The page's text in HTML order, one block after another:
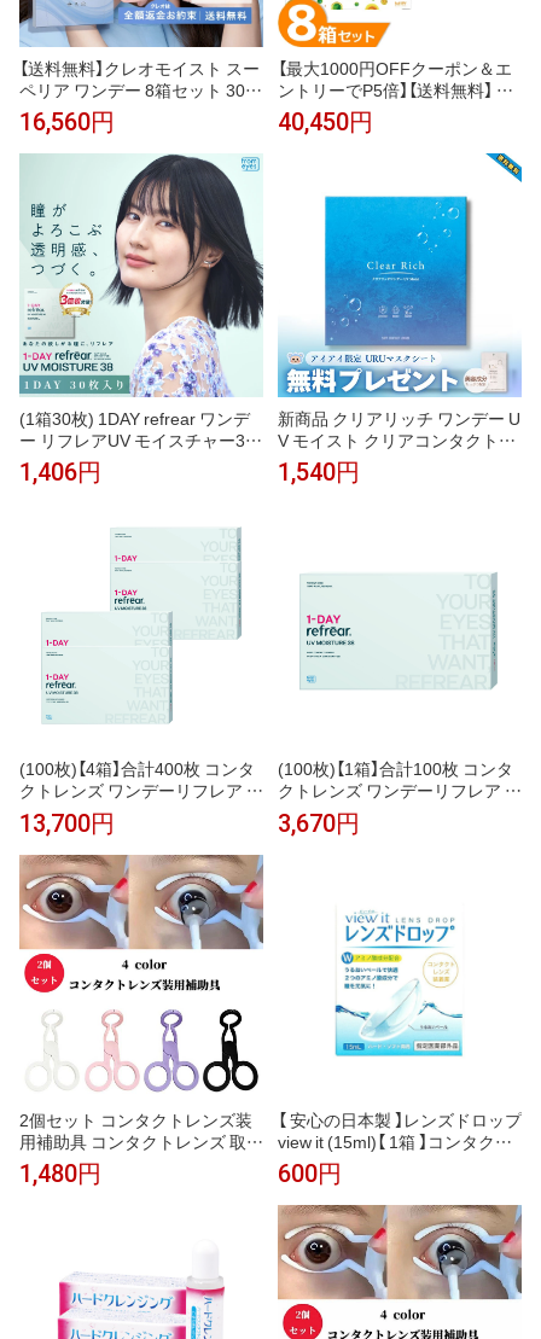
【送料無料】クレオモイスト スー
ペリア ワンデー 8箱セット 30枚
入 コンタクトレンズ 1日使い捨
て ( クリアレンズ 1dayタイプ U
Vカット シリコーン シリコーン
ハイドロゲル ワンデー クレオワ
ンデー クレオ CREO )
16,560円
【最大1000円OFFクーポン＆エ
ントリーでP5倍】【送料無料】 マ
イデイ マルチフォーカル 8箱セ
ット (1箱30枚) クーパービジョ
ン 遠近両用 1日使い捨て コンタ
クトレンズ ワンデー コンタクト
coopervision
40,450円
(1箱30枚) 1DAY refrear ワンデ
ー リフレアUV モイスチャー38
コンタクトレンズ [refrear-uv-3
0p] [EN-S]*
1,406円
新商品 クリアリッチ ワンデー U
V モイスト クリアコンタクトレ
ンズ マスクシート付 30枚×1箱
DIA 14.0mm 含水率38％ 含水率
1,540円
(100枚)【4箱】合計400枚 コンタ
クトレンズ ワンデーリフレア U
Vモイスチャー 38 コンタクトレ
ンズ 1day UVカット 潤い成分配
合 ヒアルロン酸の2倍の保水力
を持つMPCポリマー
13,700円
(100枚)【1箱】合計100枚 コンタ
クトレンズ ワンデーリフレア U
Vモイスチャー 38 コンタクトレ
ンズ 1day UVカット 潤い成分配
3,670円
2個セット コンタクトレンズ装
用補助具 コンタクトレンズ 取り
外し器 カラーコンタクトレンズ
挿入ツール ソフト眼鏡クリップ
ホワイト パープル
1,480円
【 安心の日本製 】レンズドロップ
view it (15ml)【 1箱 】コンタクト
レンズ装着薬 コンタクトレンズ
装着液 装着薬 装着液 使用期限1
年以上
600円